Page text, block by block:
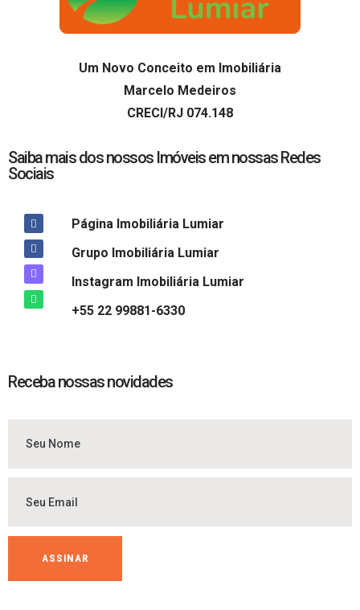
Um Novo Conceito em Imobiliária
Marcelo Medeiros
CRECI/RJ 074.148
Saiba mais dos nossos Imóveis em nossas Redes
Sociais
Página Imobiliária Lumiar
Grupo Imobiliária Lumiar
Instagram Imobiliária Lumiar
+55 22 99881-6330
Receba nossas novidades